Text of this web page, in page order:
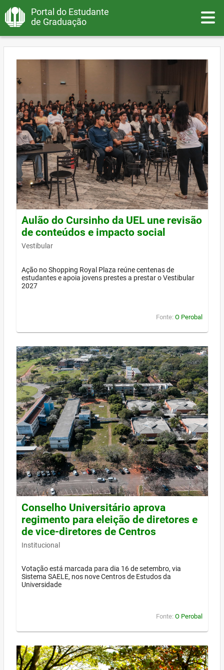
Portal do Estudante
de Graduação
Aulão do Cursinho da UEL une revisão
de conteúdos e impacto social
Vestibular
Ação no Shopping Royal Plaza reúne centenas de
estudantes e apoia jovens prestes a prestar o Vestibular
2027
Fonte: O Perobal
Conselho Universitário aprova
regimento para eleição de diretores e
de vice-diretores de Centros
Institucional
Votação está marcada para dia 16 de setembro, via
Sistema SAELE, nos nove Centros de Estudos da
Universidade
Fonte: O Perobal